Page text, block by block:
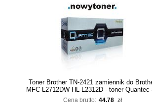
Toner Brother TN-2421 zamiennik do
MFC-L2712DW HL-L2312D - toner Quantec
Cena brutto: 44.78 zł